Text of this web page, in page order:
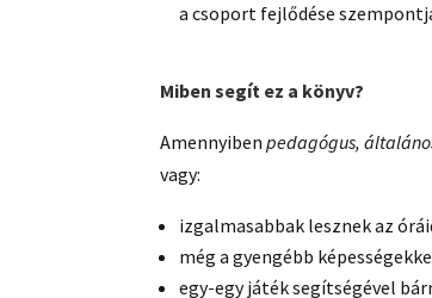
a csoport fejlődése
Miben segít ez a könyv?
Amennyibenpedagógus,
vagy:
izgalmasabbak lesznek az
még a gyengébb
egy-egy játék segítségével